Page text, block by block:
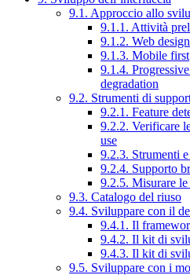
9.1. Approccio allo
9.1.1. Attività
9.1.2. Web
9.1.3. Mobile first
9.1.4.
degradation
9.2. Strumenti di
9.2.1. Feature
9.2.2. Verificare
use
9.2.3. Strumenti
9.2.4. Supporto
9.2.5. Misurare le
9.3. Catalogo del riuso
9.4. Sviluppare con il
9.4.1. Il
9.4.2. Il kit di
9.4.3. Il kit di
9.5. Sviluppare con i